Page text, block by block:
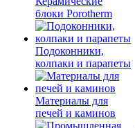
блоки Porotherm
Подоконники,
колпаки и парапеты
Материалы для
печей и каминов